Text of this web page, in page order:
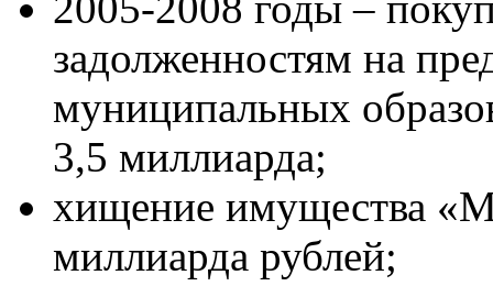
задолженностям на
муниципальных
3,5 миллиарда;
хищение имущества
миллиарда рублей;